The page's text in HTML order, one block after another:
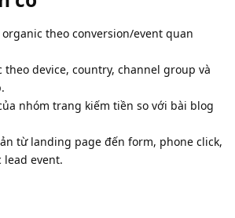
theo conversion/event quan
device, country, channel group và
nhóm trang kiếm tiền so với bài blog
từ landing page đến form, phone click,
lead event.